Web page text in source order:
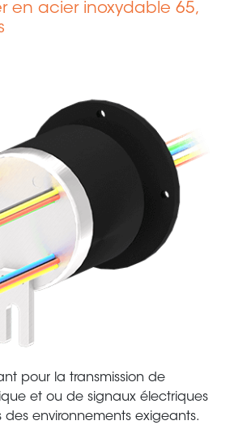
en acier inoxydable 65,
pour la transmission de
et ou de signaux électriques
environnements exigeants.